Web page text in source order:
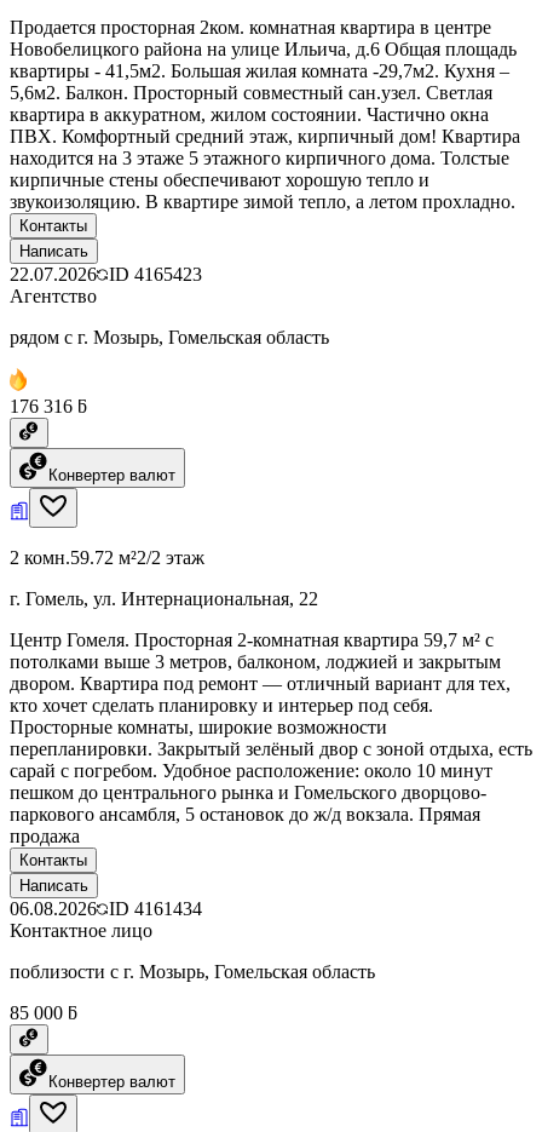
Продается просторная 2ком. комнатная квартира в центре
Новобелицкого района на улице Ильича, д.6 Общая площадь
квартиры - 41,5м2. Большая жилая комната -29,7м2. Кухня –
5,6м2. Балкон. Просторный совместный сан.узел. Светлая
квартира в аккуратном, жилом состоянии. Частично окна
ПВХ. Комфортный средний этаж, кирпичный дом! Квартира
находится на 3 этаже 5 этажного кирпичного дома. Толстые
кирпичные стены обеспечивают хорошую тепло и
звукоизоляцию. В квартире зимой тепло, а летом прохладно.
Контакты
Написать
22.07.2026 ID 4165423
Агентство
рядом с г. Мозырь, Гомельская область
176 316 ƃ
Конвертер валют
2 комн.59.72 м²2/2 этаж
г. Гомель, ул. Интернациональная, 22
Центр Гомеля. Просторная 2-комнатная квартира 59,7 м² с
потолками выше 3 метров, балконом, лоджией и закрытым
двором. Квартира под ремонт — отличный вариант для тех,
кто хочет сделать планировку и интерьер под себя.
Просторные комнаты, широкие возможности
перепланировки. Закрытый зелёный двор с зоной отдыха, есть
сарай с погребом. Удобное расположение: около 10 минут
пешком до центрального рынка и Гомельского дворцово-
паркового ансамбля, 5 остановок до ж/д вокзала. Прямая
продажа
Контакты
Написать
06.08.2026 ID 4161434
Контактное лицо
поблизости с г. Мозырь, Гомельская область
85 000 ƃ
Конвертер валют